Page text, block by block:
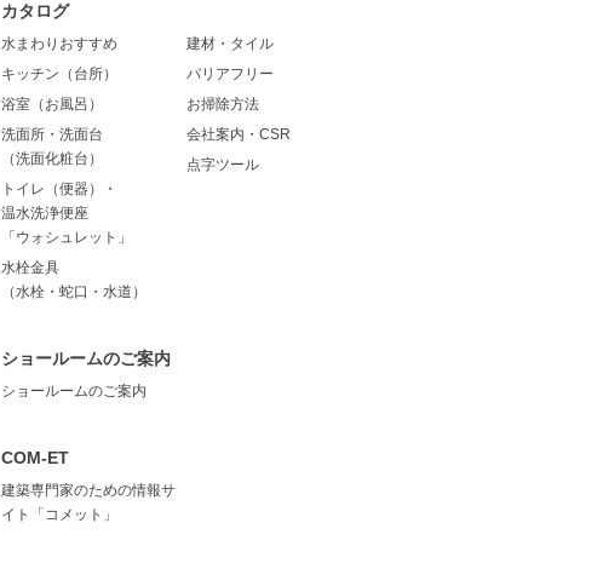
カタログ
水まわりおすすめ
キッチン（台所）
浴室（お風呂）
洗面所・洗面台
（洗面化粧台）
トイレ（便器）・
温水洗浄便座
「ウォシュレット」
水栓金具
（水栓・蛇口・水道）
建材・タイル
バリアフリー
お掃除方法
会社案内・CSR
点字ツール
ショールームのご案内
ショールームのご案内
COM-ET
建築専門家のための情報サ
イト「コメット」